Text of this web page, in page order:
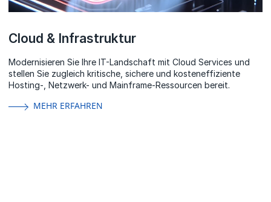
Cloud & Infrastruktur
Modernisieren Sie Ihre IT-Landschaft mit Cloud Services und
stellen Sie zugleich kritische, sichere und kosteneffiziente
Hosting-, Netzwerk- und Mainframe-Ressourcen bereit.
MEHR ERFAHREN